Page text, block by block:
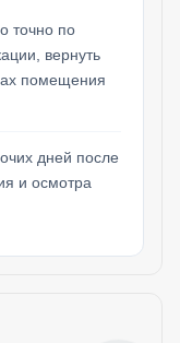
точно по
вернуть
помещения
дней после
и осмотра